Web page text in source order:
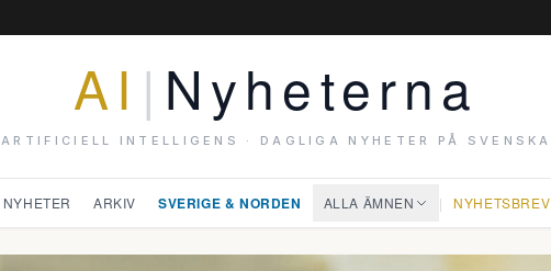
AI | Nyheterna
ARTIFICIELL INTELLIGENS · DAGLIGA NYHETER PÅ SVENSKA
NYHETER ARKIV SVERIGE & NORDEN ALLA ÄMNEN | NYHETSBREV